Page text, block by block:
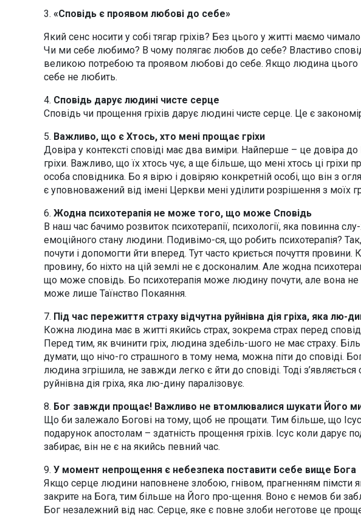
3. «Сповідь є проявом любові до себе»
Який сенс носити у собі тягар гріхів? Без цього у житті маємо
Чи ми себе любимо? В чому полягає любов до себе? Властиво
великою потребою та проявом любові до себе. Якщо людина цього
себе не любить.
4. Сповідь дарує людині чисте серце
Сповідь чи прощення гріхів дарує людині чисте серце. Це є
5. Важливо, що є Хтось, хто мені прощає гріхи
Довіра у контексті сповіді має два виміри. Найперше – це довіра
гріхи. Важливо, що їх хтось чує, а ще більше, що мені хтось ці гріхи
особа сповідника. Бо я вірю і довіряю конкретній особі, що він з
є уповноважений від імені Церкви мені уділити розрішення з моїх
6. Жодна психотерапія не може того, що може Сповідь
В наш час бачимо розвиток психотерапії, психології, яка повинна
емоційного стану людини. Подивімо-ся, що робить психотерапія?
почути і допомогти йти вперед. Тут часто криється почуття
провину, бо ніхто на цій землі не є досконалим. Але жодна
що може сповідь. Бо психотерапія може людину почути, але вона
може лише Таїнство Покаяння.
7. Під час пережиття страху відчутна руйнівна дія гріха, яка лю-
Кожна людина має в житті якийсь страх, зокрема страх перед
Перед тим, як вчинити гріх, людина здебіль-шого не має страху.
думати, що нічо-го страшного в тому нема, можна піти до сповіді.
людина згрішила, не завжди легко є йти до сповіді. Тоді з’являється
руйнівна дія гріха, яка лю-дину паралізовує.
8. Бог завжди прощає! Важливо не втомлювалися шукати Його
Що би залежало Богові на тому, щоб не прощати. Тим більше, що
подарунок апостолам – здатність прощення гріхів. Ісус коли дарує
забирає, він не є на якийсь певний час.
9. У момент непрощення є небезпека поставити себе вище Бога
Якщо серце людини наповнене злобою, гнівом, прагненням пімсти як
закрите на Бога, тим більше на Його про-щення. Воно є немов би
Бог незалежний від нас. Серце, яке є повне злоби неготове це